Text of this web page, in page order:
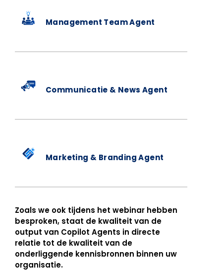
Management Team Agent
Communicatie & News Agent
Marketing & Branding Agent
Zoals we ook tijdens het webinar hebben
besproken, staat de kwaliteit van de
output van Copilot Agents in directe
relatie tot de kwaliteit van de
onderliggende kennisbronnen binnen uw
organisatie.